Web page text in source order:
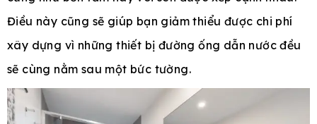
Điều này cũng sẽ giúp bạn giảm thiểu được chi phí
xây dựng vì những thiết bị đường ống dẫn nước đều
sẽ cùng nằm sau một bức tường.